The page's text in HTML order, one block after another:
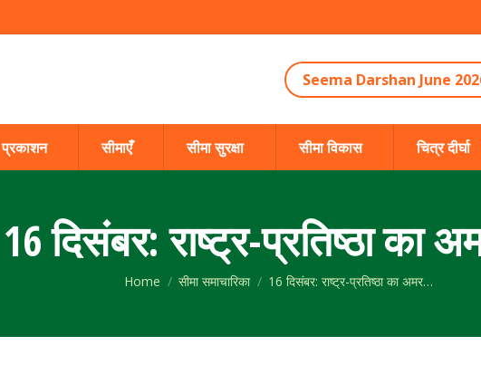
Seema Darshan June
प्रकाशन सीमाएँ सीमा सुरक्षा सीमा विकास चित्र दीर्घा
16 दिसंबर: राष्ट्र-प्रतिष्ठा का
You are here:
Home सीमा समाचारिका 16 दिसंबर: राष्ट्र-प्रतिष्ठा का अमर…